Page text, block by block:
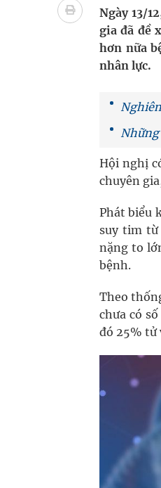
Ung thư thận:
Nhiều chuỗi
Tiếp tục rà
Súp lơ xanh
Tác Dụng
Quan Bằng
Ngày 13/
gia đã đề
hơn nữa
nhân lực.
Hội nghị
chuyên
Phát biểu
suy tim từ
nặng to
bệnh.
Theo
chưa có
đó 25% tử